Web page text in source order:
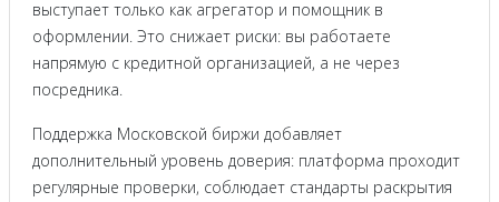
выступает только как агрегатор и помощник в
оформлении. Это снижает риски: вы работаете
напрямую с кредитной организацией, а не через
посредника.
Поддержка Московской биржи добавляет
дополнительный уровень доверия: платформа проходит
регулярные проверки, соблюдает стандарты раскрытия